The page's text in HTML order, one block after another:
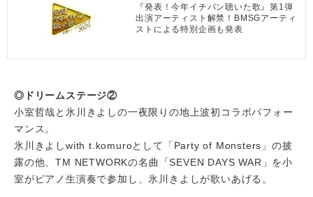
『発表！今年イチバン聴いた歌』第1弾
出演アーティスト解禁！BMSGアーティ
ストによる特別企画も発表
◎ドリームステージ②
小室哲哉と氷川きよしの一夜限りの地上波初コラボパフォー
マンス。
氷川きよしwith t.komuroとして「Party of Monsters」の披
露の他、TM NETWORKの名曲「SEVEN DAYS WAR」を小
室がピアノ生演奏で参加し、氷川きよしが歌いあげる。